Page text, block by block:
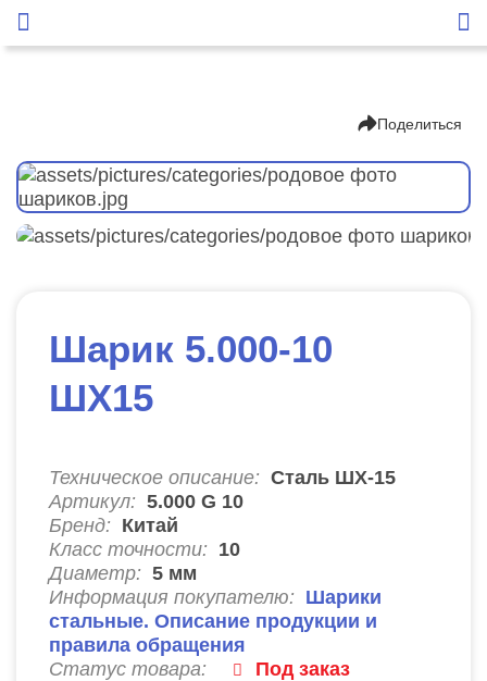
Поделиться
Шарик 5.000-10
ШХ15
Техническое описание: Сталь ШХ-15
Артикул: 5.000 G 10
Бренд: Китай
Класс точности: 10
Диаметр: 5 мм
Информация покупателю: Шарики
стальные. Описание продукции и
правила обращения
Статус товара:
Под заказ